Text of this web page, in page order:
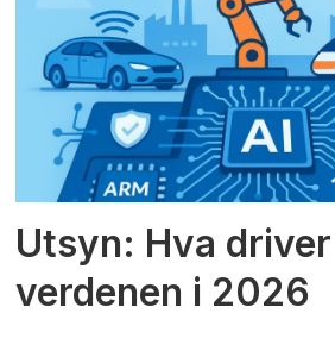
Utsyn: Hva driver
verdenen i 2026